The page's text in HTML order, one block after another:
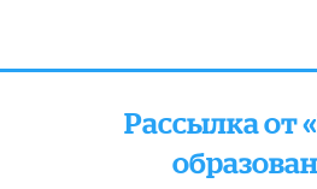
Рассылка от